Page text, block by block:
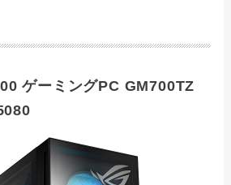
ゲーミングPC GM700TZ